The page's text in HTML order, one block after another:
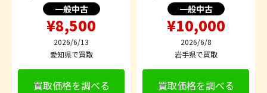
一般中古
¥8,500
2026/6/13
愛知県で買取
買取価格を調べる
一般中古
¥10,000
2026/6/8
岩手県で買取
買取価格を調べる